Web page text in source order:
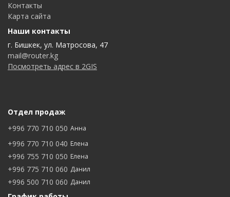
Контакты
Карта сайта
Наши контакты
г. Бишкек, ул. Матросова, 47
mail@router.kg
Посмотреть адрес в 2GIS
Отдел продаж
+996 770 710 050 Анна
+996 770 710 040 Елена
+996 755 710 050 Елена
+996 775 710 060 Данил
+996 500 710 060 Данил